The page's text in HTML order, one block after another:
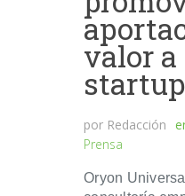
valor a
por Redacción
Prensa
Oryon